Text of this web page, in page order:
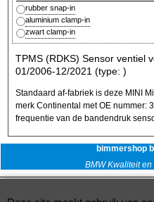
rubber snap-in
aluminium clamp-in
zwart clamp-in
TPMS (RDKS) Sensor ventiel
01/2006-12/2021 (type: )
Standaard af-fabriek is deze MINI
merk Continental met OE nummer:
frequentie van de bandendruk
bimmershop
BMW Kwaliteit